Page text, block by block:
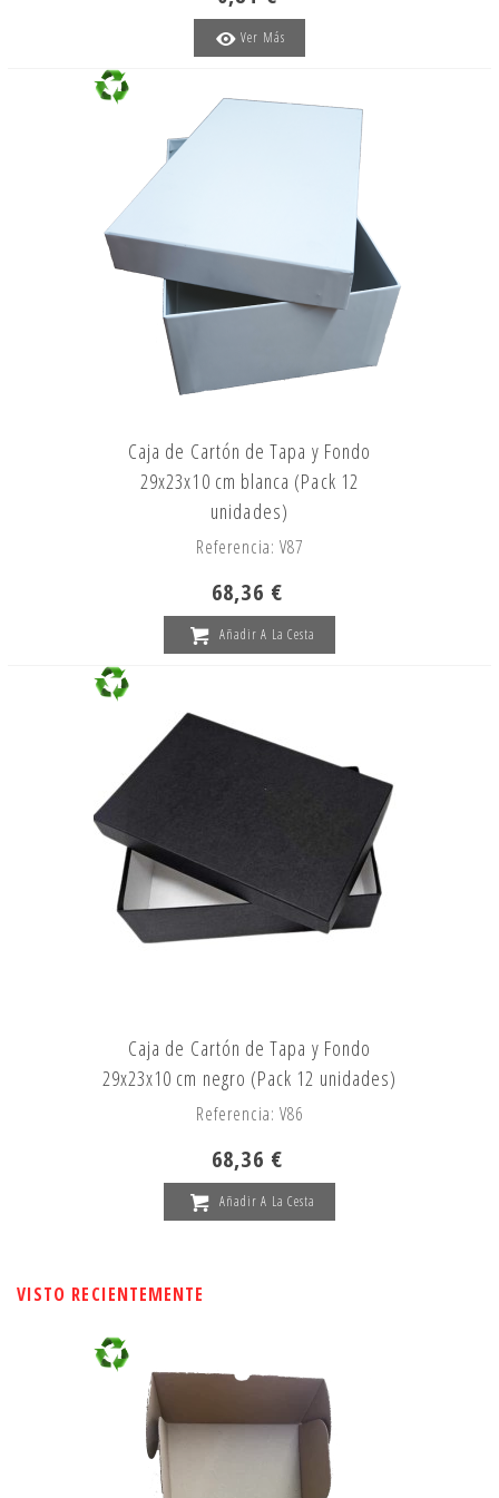
Ver Más
Caja de Cartón de Tapa y Fondo
29x23x10 cm blanca (Pack 12
unidades)
Referencia: V87
68,36 €
Añadir A La Cesta
Caja de Cartón de Tapa y Fondo
29x23x10 cm negro (Pack 12 unidades)
Referencia: V86
68,36 €
Añadir A La Cesta
VISTO RECIENTEMENTE